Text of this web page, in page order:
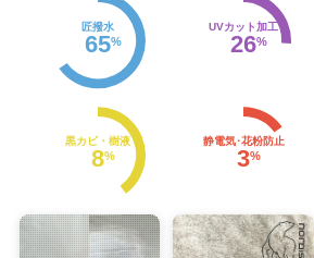
匠撥水
65%
UVカット加工
26%
黒カビ・樹液
8%
静電気･花粉防止
3%